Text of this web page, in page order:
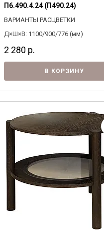
данных и
обработку.
П6.490.4.24 (П490.24)
ВАРИАНТЫ РАСЦВЕТКИ
Д×Ш×В: 1100/900/776 (мм)
2 280 р.
В КОРЗИНУ